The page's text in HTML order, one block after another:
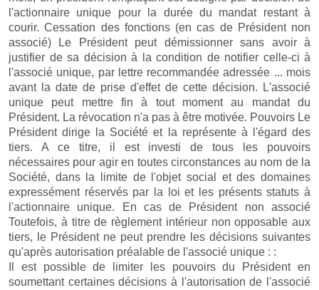
l'actionnaire unique pour la durée du mandat restant à
courir. Cessation des fonctions (en cas de Président non
associé) Le Président peut démissionner sans avoir à
justifier de sa décision à la condition de notifier celle-ci à
l'associé unique, par lettre recommandée adressée ... mois
avant la date de prise d'effet de cette décision. L'associé
unique peut mettre fin à tout moment au mandat du
Président. La révocation n'a pas à être motivée. Pouvoirs Le
Président dirige la Société et la représente à l'égard des
tiers. A ce titre, il est investi de tous les pouvoirs
nécessaires pour agir en toutes circonstances au nom de la
Société, dans la limite de l'objet social et des domaines
expressément réservés par la loi et les présents statuts à
l'actionnaire unique. En cas de Président non associé
Toutefois, à titre de règlement intérieur non opposable aux
tiers, le Président ne peut prendre les décisions suivantes
qu'après autorisation préalable de l'associé unique : :
Il est possible de limiter les pouvoirs du Président en
soumettant certaines décisions à l'autorisation de l'associé